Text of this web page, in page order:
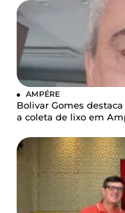
AMPÉRE
Bolivar Gomes
a coleta de lixo em